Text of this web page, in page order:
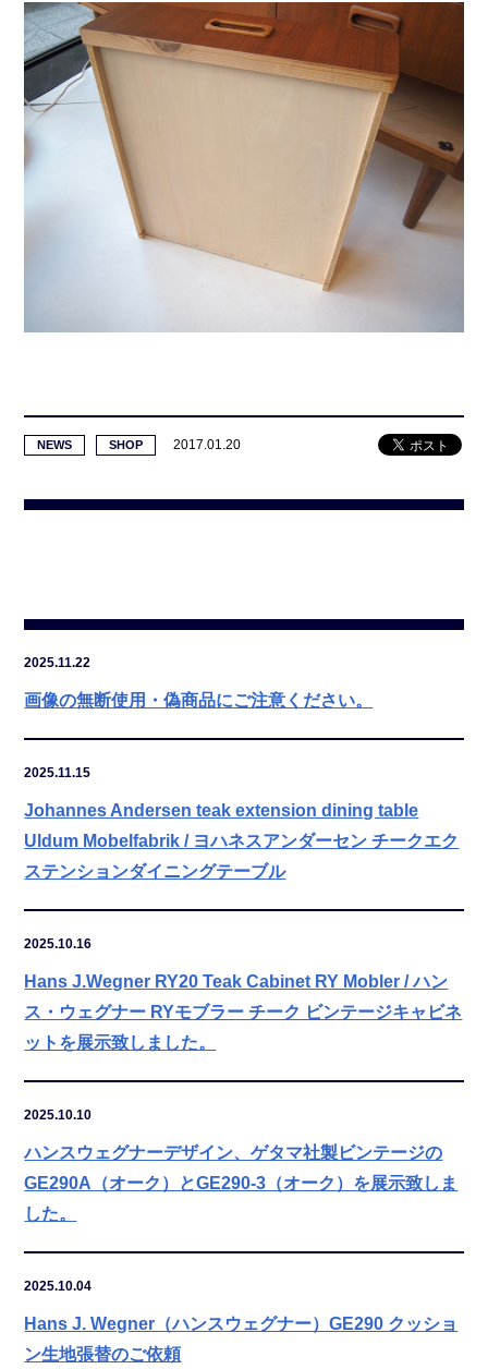
NEWS SHOP 2017.01.20
2025.11.22
画像の無断使用・偽商品にご注意ください。
2025.11.15
Johannes Andersen teak extension dining table
Uldum Mobelfabrik / ヨハネスアンダーセン チークエク
ステンションダイニングテーブル
2025.10.16
Hans J.Wegner RY20 Teak Cabinet RY Mobler / ハン
ス・ウェグナー RYモブラー チーク ビンテージキャビネ
ットを展示致しました。
2025.10.10
ハンスウェグナーデザイン、ゲタマ社製ビンテージの
GE290A（オーク）とGE290-3（オーク）を展示致しま
した。
2025.10.04
Hans J. Wegner（ハンスウェグナー）GE290 クッショ
ン生地張替のご依頼